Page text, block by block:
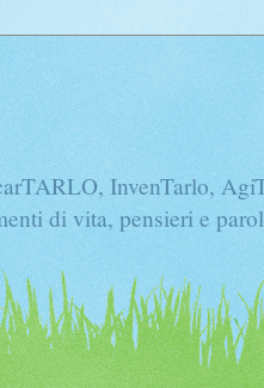
InvenTarlo,
di vita, pensieri e